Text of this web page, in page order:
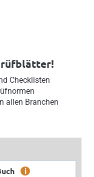
Checklisten
allen Branchen
i